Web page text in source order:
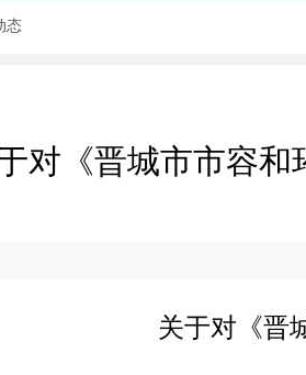
态
对《晋城市市容
关于对 《晋